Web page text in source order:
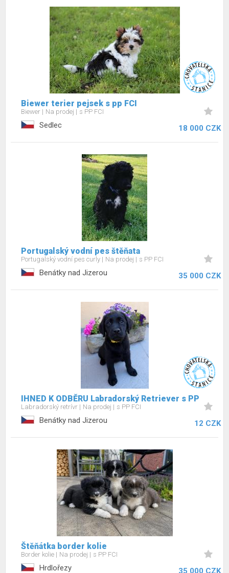
Biewer terier pejsek s pp FCI
Biewer Na prodej s PP FCI
Sedlec 18 000 CZK
Portugalský vodní pes štěňata
Portugalský vodní pes curly Na prodej s PP FCI
Benátky nad Jizerou 35 000 CZK
IHNED K ODBĚRU Labradorský Retriever s PP
Labradorský retrívr Na prodej s PP FCI
Benátky nad Jizerou 12 CZK
Štěňátka border kolie
Border kolie Na prodej s PP FCI
Hrdlořezy 35 000 CZK